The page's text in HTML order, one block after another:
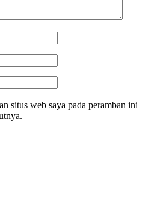
situs web saya pada peramban ini